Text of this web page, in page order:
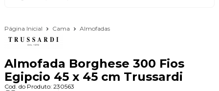
Página Inicial Cama Almofadas
Almofada Borghese 300 Fios
Egipcio 45 x 45 cm Trussardi
Cod. do Produto: 230563